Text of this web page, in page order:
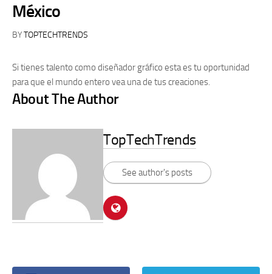
México
BYTOPTECHTRENDS
Si tienes talento como diseñador gráfico esta es tu oportunidad
para que el mundo entero vea una de tus creaciones.
About The Author
TopTechTrends
See author's posts